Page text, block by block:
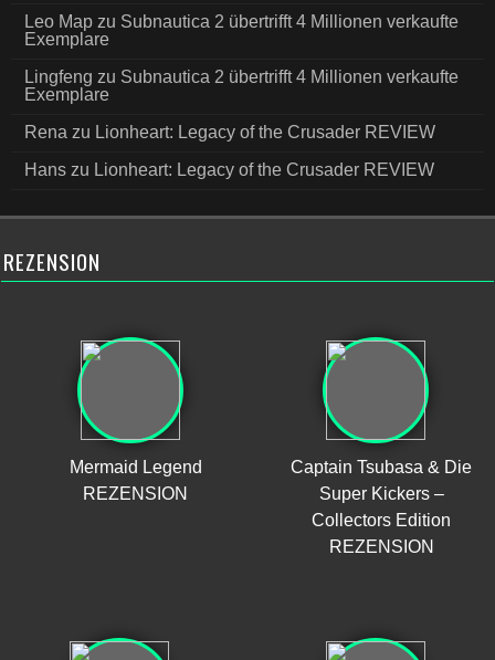
Leo Map zu Subnautica 2 übertrifft 4 Millionen verkaufte
Exemplare
Lingfeng zu Subnautica 2 übertrifft 4 Millionen verkaufte
Exemplare
Rena zu Lionheart: Legacy of the Crusader REVIEW
Hans zu Lionheart: Legacy of the Crusader REVIEW
REZENSION
Mermaid Legend
REZENSION
Captain Tsubasa & Die
Super Kickers –
Collectors Edition
REZENSION